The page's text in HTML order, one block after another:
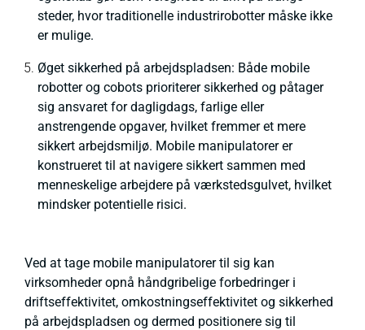
steder, hvor traditionelle industrirobotter måske ikke
er mulige.
Øget sikkerhed på arbejdspladsen: Både mobile
robotter og cobots prioriterer sikkerhed og påtager
sig ansvaret for dagligdags, farlige eller
anstrengende opgaver, hvilket fremmer et mere
sikkert arbejdsmiljø. Mobile manipulatorer er
konstrueret til at navigere sikkert sammen med
menneskelige arbejdere på værkstedsgulvet, hvilket
mindsker potentielle risici.
Ved at tage mobile manipulatorer til sig kan
virksomheder opnå håndgribelige forbedringer i
driftseffektivitet, omkostningseffektivitet og sikkerhed
på arbejdspladsen og dermed positionere sig til